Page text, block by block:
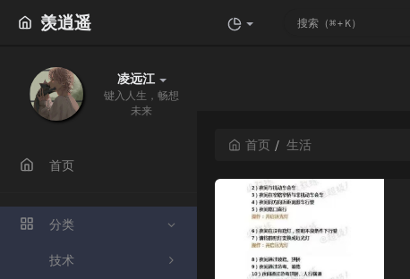
羡逍遥
凌远江
键入人生，畅想
未来
首页
分类
技术
首页 生活